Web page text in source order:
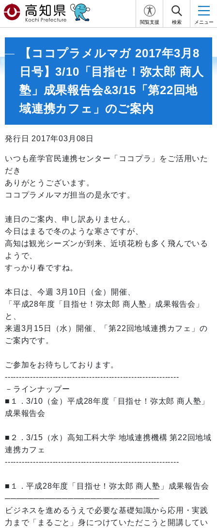
閲覧支援 検索 メニュー
【ココプラメルマガ 2017年3月8
日号】3/10「目指せ！弥太郎 商人
塾」成果報告会&3/15「第22回地
域連携カフェ」のご案内
発行日 2017年03月08日
いつも産学官民連携センター「ココプラ」をご活用いた
だき
ありがとうございます。
ココプラメルマガ担当の是永です。
連日のご案内、申し訳ありません。
今日はまるで冬のような寒さですが、
高知は観光シーズンが到来、近頃花粉も多く飛んでいる
ようで、
すっかり春ですね。
本日は、今週 3月10日（金）開催、
「平成28年度「目指せ！弥太郎 商人塾」成果報告会」
と、
来週3月15日（水）開催、「第22回地域連携カフェ」の
ご案内です。
ご参加をお待ちしております。
--------------------------------------------------------------
－ラインナップー
■１．3/10（金）平成28年度「目指せ！弥太郎 商人塾」
成果報告会
■２．3/15（水）高知工科大学 地域連携機構 第22回地域
連携カフェ
--------------------------------------------------------------
■１．平成28年度「目指せ！弥太郎 商人塾」成果報告会
───────────────────────────
ビジネスを進めるうえで必要な基礎知識から応用・実践
力まで「まるごと」身につけていただこうと開講してい